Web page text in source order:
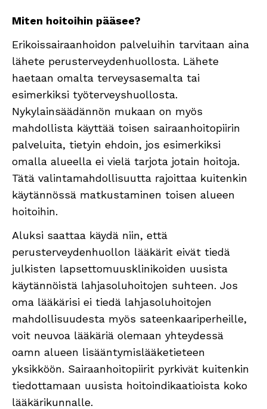
Miten hoitoihin pääsee?
Erikoissairaanhoidon palveluihin tarvitaan aina
lähete perusterveydenhuollosta. Lähete
haetaan omalta terveysasemalta tai
esimerkiksi työterveyshuollosta.
Nykylainsäädännön mukaan on myös
mahdollista käyttää toisen sairaanhoitopiirin
palveluita, tietyin ehdoin, jos esimerkiksi
omalla alueella ei vielä tarjota jotain hoitoja.
Tätä valintamahdollisuutta rajoittaa kuitenkin
käytännössä matkustaminen toisen alueen
hoitoihin.
Aluksi saattaa käydä niin, että
perusterveydenhuollon lääkärit eivät tiedä
julkisten lapsettomuusklinikoiden uusista
käytännöistä lahjasoluhoitojen suhteen. Jos
oma lääkärisi ei tiedä lahjasoluhoitojen
mahdollisuudesta myös sateenkaariperheille,
voit neuvoa lääkäriä olemaan yhteydessä
oamn alueen lisääntymislääketieteen
yksikköön. Sairaanhoitopiirit pyrkivät kuitenkin
tiedottamaan uusista hoitoindikaatioista koko
lääkärikunnalle.